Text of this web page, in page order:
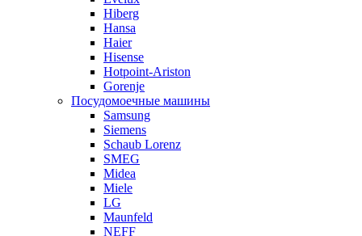
Hiberg
Hansa
Haier
Hisense
Hotpoint-Ariston
Gorenje
Посудомоечные машины
Samsung
Siemens
Schaub Lorenz
SMEG
Midea
Miele
LG
Maunfeld
NEFF